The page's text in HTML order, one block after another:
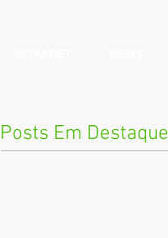
Posts Em Destaque